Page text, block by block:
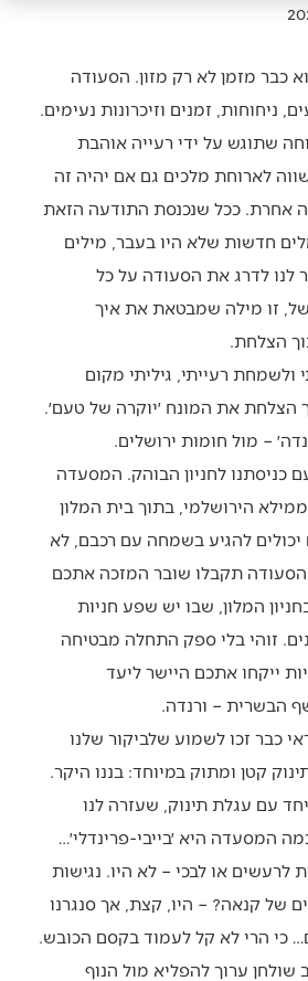
כבר מזמן לא רק מזון. הסעודה
ניחוחות, זמנים וזיכרונות נעימים.
שתוגש על ידי רעייה אוהבת
לארוחת מלכים גם אם יהיה זה
אחרת. ככל שנכנסת התודעה הזאת
חדשות שלא היו בעבר, מילים
לנו לדרג את הסעודה על כל
זו מילה שמבטאת את איך
הצלחת.
ולשמחת רעייתי, גיליתי מקום
הצלחת את המונח ׳יוקרה של טעם׳.
– מול חומות ירושלים.
כניסתנו לחניון הבוהק. המסעדה
הירושלמי, בתוך בית המלון
יכולים להגיע בשמחה עם רכבם, לא
הסעודה תקבלו שובר המזכה אתכם
המלון, שבו יש שפע חניות
זוהי בלי ספק התחלה מבטיחה
ייקחו אתכם היישר ליעד
הבשרית – ורנדה.
כבר זכו לשמוע שלביקור שלנו
קטן ומתוק במיוחד: בננו היקר.
עם עגלת תינוק, שעזרה לנו
המסעדה היא ׳בייבי-פרינדלי׳…
לרעשים או לבכי – לא היו. נגישות
10/10. מבטים של קנאה? – היו, קצת, אך סנגרנו
כי הרי לא קל לעמוד בקסם הכובש.
שולחן ערוך להפליא מול הנוף